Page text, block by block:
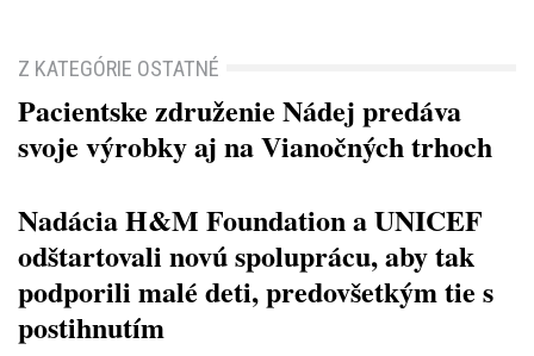
Z KATEGÓRIE OSTATNÉ
Pacientske združenie Nádej predáva
svoje výrobky aj na Vianočných trhoch
Nadácia H&M Foundation a UNICEF
odštartovali novú spoluprácu, aby tak
podporili malé deti, predovšetkým tie s
postihnutím